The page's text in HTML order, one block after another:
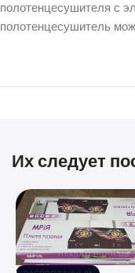
полотенцесушителя с
полотенцесушитель
Их следует